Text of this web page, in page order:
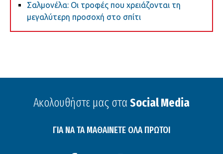
Σαλμονέλα: Οι τροφές που χρειάζονται τη
μεγαλύτερη προσοχή στο σπίτι
Ακολουθήστε μας στα Social Media
ΓΙΑ ΝΑ ΤΑ ΜΑΘΑΙΝΕΤΕ ΟΛΑ ΠΡΩΤΟΙ